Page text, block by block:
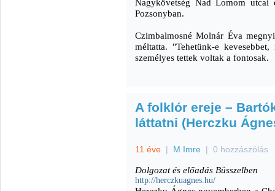
Pozsonyban.
Czimbalmosné Molnár Éva
méltatta. "Tehetünk-e
személyes tettek voltak a fontosak.
A folklór ereje –
láttatni (Herczku
11 éve | M Imre | 0 hozzászólás
Dolgozat és előadás Büsszelben
http://herczkuagnes.hu/